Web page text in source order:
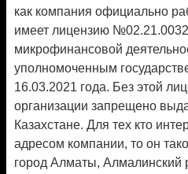
как компания официально
имеет лицензию
микрофинансовой
уполномоченным
16.03.2021 года. Без этой
организации запрещено
Казахстане. Для тех кто
адресом компании, то он
город Алматы, Алмалинский